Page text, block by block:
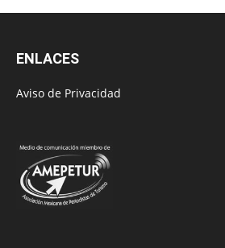
ENLACES
Aviso de Privacidad